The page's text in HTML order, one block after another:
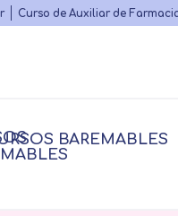
Skip
to
Curso de Auxiliar de
Médico
BAREMABLES